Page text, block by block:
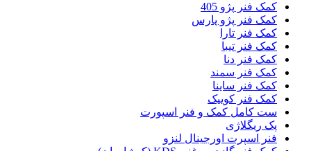
کمک فنر پژو 405
کمک فنر پژو پارس
کمک فنر تارا
کمک فنر تیبا
کمک فنر دنا
کمک فنر سمند
کمک فنر ساینا
کمک فنر کوییک
ست کامل کمک و فنر اسپورت
پک ریگلاژی
فنر اسپرت اورجینال لنزو